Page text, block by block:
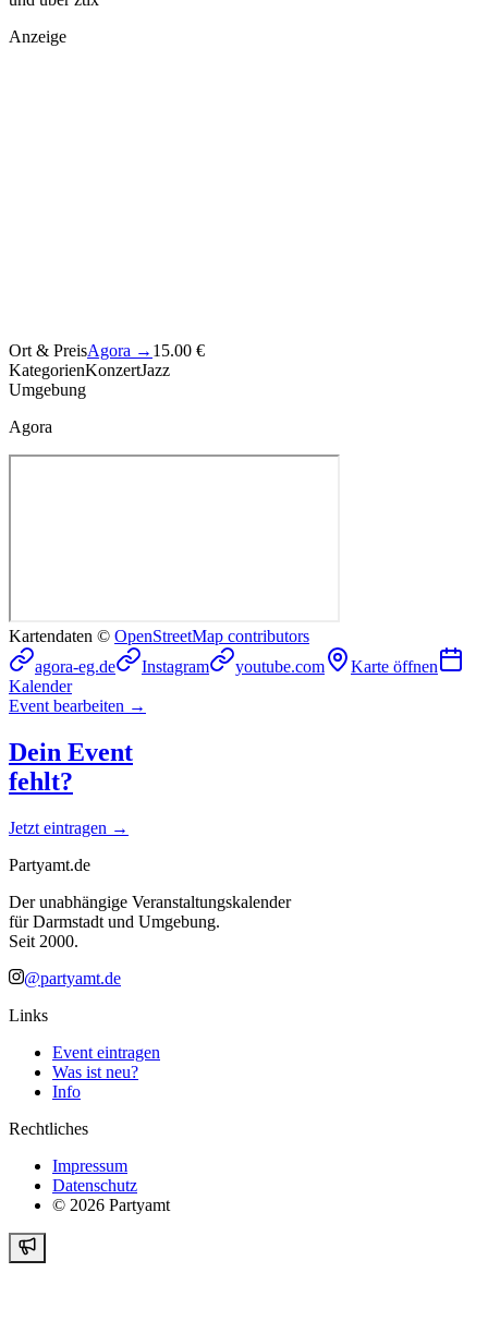
Anzeige
Ort & PreisAgora → 15.00 €
KategorienKonzertJazz
Umgebung
Agora
Kartendaten © OpenStreetMap contributors
agora-eg.de
Instagram youtube.com
Karte öffnen
Kalender
Event bearbeiten →
Dein Event
fehlt?
Jetzt eintragen →
Partyamt.de
Der unabhängige Veranstaltungskalender
für Darmstadt und Umgebung.
Seit 2000.
@partyamt.de
Links
Event eintragen
Was ist neu?
Info
Rechtliches
Impressum
Datenschutz
© 2026 Partyamt